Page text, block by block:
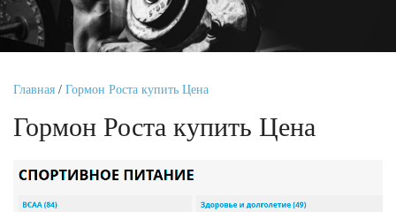
Главная / Гормон Роста купить Цена
Гормон Роста купить Цена